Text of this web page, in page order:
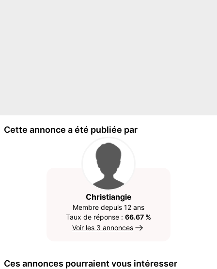
Cette annonce a été publiée par
Christiangie
Membre depuis 12 ans
Taux de réponse : 66.67 %
Voir les 3 annonces
Ces annonces pourraient vous intéresser